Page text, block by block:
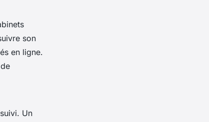
son
en ligne.
Un